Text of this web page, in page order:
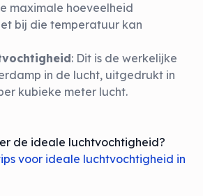
maximale hoeveelheid
bij die temperatuur kan
: Dit is de werkelijke
in de lucht, uitgedrukt in
kubieke meter lucht.
de ideale luchtvochtigheid?
voor ideale luchtvochtigheid in